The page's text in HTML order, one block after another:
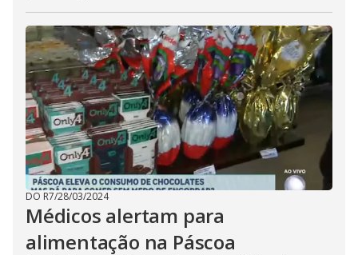
DO R7/28/03/2024
Médicos alertam para
alimentação na Páscoa